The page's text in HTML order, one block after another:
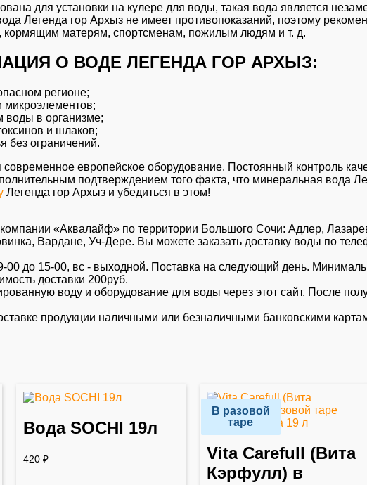
для установки на кулере для воды, такая вода является
Легенда гор Архыз не имеет противопоказаний, поэтому
матерям, спортсменам, пожилым людям и т. д.
О ВОДЕ ЛЕГЕНДА ГОР АРХЫЗ:
регионе;
микроэлементов;
воды в организме;
и шлаков;
без ограничений.
современное европейское оборудование. Постоянный контроль
подтверждением того факта, что минеральная вода
Легенда гор Архыз и убедиться в этом!
«Аквалайф» по территории Большого Сочи: Адлер,
Вардане, Уч-Дере. Вы можете заказать доставку воды по
00 до 15-00, вс - выходной. Поставка на следующий день.
доставки 200руб.
воду и оборудование для воды через этот сайт. После
продукции наличными или безналичными банковскими
Вода SOCHI 19л
420 ₽
В разовой
таре
Vita Carefull (Вита
Кэрфулл) в